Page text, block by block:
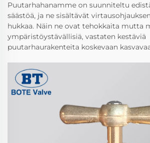
Puutarhahanamme on suunniteltu
säästöä, ja ne sisältävät
hukkaa. Näin ne ovat tehokkaita mutta
ympäristöystävällisiä, vastaten kestäviä
puutarhaurakenteita koskevaan